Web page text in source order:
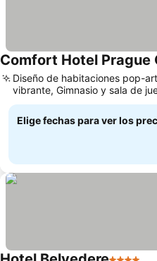
Comfort Hotel Prague
Diseño de habitaciones pop-art
vibrante, Gimnasio y sala de
24 horas
Elige fechas para ver los